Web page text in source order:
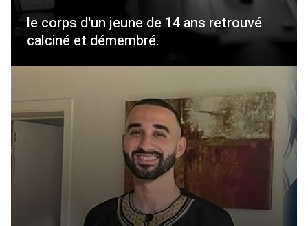
le corps d'un jeune de 14 ans retrouvé
calciné et démembré.